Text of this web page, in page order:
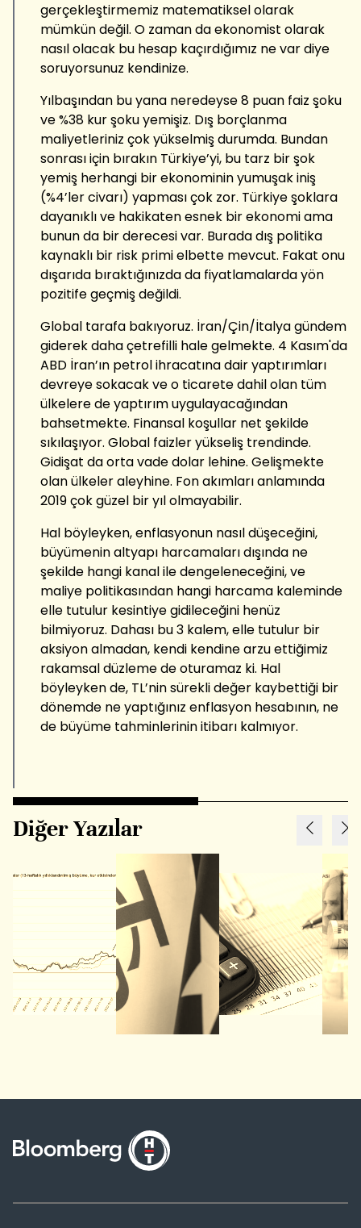
gerçekleştirmemiz matematiksel olarak
mümkün değil. O zaman da ekonomist olarak
nasıl olacak bu hesap kaçırdığımız ne var diye
soruyorsunuz kendinize.
Yılbaşından bu yana neredeyse 8 puan faiz şoku
ve %38 kur şoku yemişiz. Dış borçlanma
maliyetleriniz çok yükselmiş durumda. Bundan
sonrası için bırakın Türkiye’yi, bu tarz bir şok
yemiş herhangi bir ekonominin yumuşak iniş
(%4’ler civarı) yapması çok zor. Türkiye şoklara
dayanıklı ve hakikaten esnek bir ekonomi ama
bunun da bir derecesi var. Burada dış politika
kaynaklı bir risk primi elbette mevcut. Fakat onu
dışarıda bıraktığınızda da fiyatlamalarda yön
pozitife geçmiş değildi.
Global tarafa bakıyoruz. İran/Çin/İtalya gündem
giderek daha çetrefilli hale gelmekte. 4 Kasım'da
ABD İran’ın petrol ihracatına dair yaptırımları
devreye sokacak ve o ticarete dahil olan tüm
ülkelere de yaptırım uygulayacağından
bahsetmekte. Finansal koşullar net şekilde
sıkılaşıyor. Global faizler yükseliş trendinde.
Gidişat da orta vade dolar lehine. Gelişmekte
olan ülkeler aleyhine. Fon akımları anlamında
2019 çok güzel bir yıl olmayabilir.
Hal böyleyken, enflasyonun nasıl düşeceğini,
büyümenin altyapı harcamaları dışında ne
şekilde hangi kanal ile dengeleneceğini, ve
maliye politikasından hangi harcama kaleminde
elle tutulur kesintiye gidileceğini henüz
bilmiyoruz. Dahası bu 3 kalem, elle tutulur bir
aksiyon almadan, kendi kendine arzu ettiğimiz
rakamsal düzleme de oturamaz ki. Hal
böyleyken de, TL’nin sürekli değer kaybettiği bir
dönemde ne yaptığınız enflasyon hesabının, ne
de büyüme tahminlerinin itibarı kalmıyor.
Diğer Yazılar